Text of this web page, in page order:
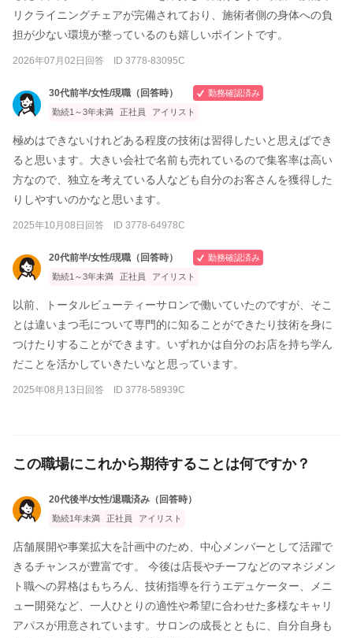
リクライニングチェアが完備されており、施術者側の身体への負
担が少ない環境が整っているのも嬉しいポイントです。
2026年07月02日回答 ID 3778-83095C
30代前半/女性/現職（回答時）
勤務確認済み
勤続1～3年未満
正社員 アイリスト
極めはできないけれどある程度の技術は習得したいと思えばでき
ると思います。大きい会社で名前も売れているので集客率は高い
方なので、独立を考えている人なども自分のお客さんを獲得した
りしやすいのかなと思います。
2025年10月08日回答 ID 3778-64978C
20代前半/女性/現職（回答時）
勤務確認済み
勤続1～3年未満
正社員 アイリスト
以前、トータルビューティーサロンで働いていたのですが、そこ
とは違いまつ毛について専門的に知ることができたり技術を身に
つけたりすることができます。いずれかは自分のお店を持ち学ん
だことを活かしていきたいなと思っています。
2025年08月13日回答 ID 3778-58939C
この職場にこれから期待することは何ですか？
20代後半/女性/退職済み（回答時）
勤続1年未満 正社員 アイリスト
店舗展開や事業拡大を計画中のため、中心メンバーとして活躍で
きるチャンスが豊富です。 今後は店長やチーフなどのマネジメン
ト職への昇格はもちろん、技術指導を行うエデュケーター、メニ
ュー開発など、一人ひとりの適性や希望に合わせた多様なキャリ
アパスが用意されています。サロンの成長とともに、自分自身も